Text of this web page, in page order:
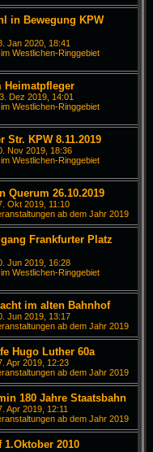
in Bewegung KPW
Jan 2020, 18:41
Westlichen-Ringgebiet
Heimatpfleger
Dez 2019, 14:01
Westlichen-Ringgebiet
Str. KPW 8.11.2019
Nov 2019, 18:36
Westlichen-Ringgebiet
Querum 26.10.2019
Okt 2019, 11:10
ab dem Jahr 2019
Frankfurter Platz
Jun 2019, 16:28
Westlichen-Ringgebiet
im alten Bahnhof
Jun 2019, 13:17
ab dem Jahr 2019
Hugo Luther 60a
Apr 2019, 12:23
ab dem Jahr 2019
180 Jahre Staatsbahn
Apr 2019, 12:11
ab dem Jahr 2019
2010